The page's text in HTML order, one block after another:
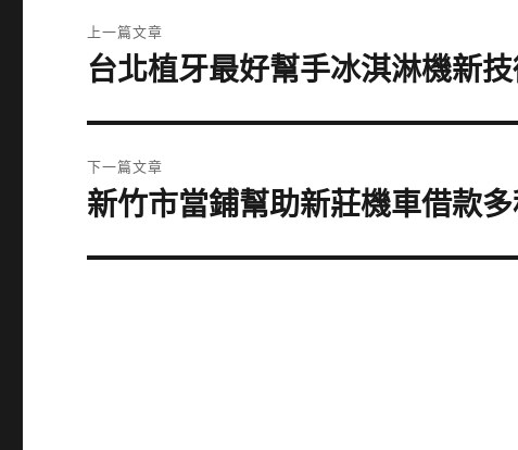
章
上一篇文章
上
篇
文
章:
台北植牙最好幫手冰淇淋機新
下一篇文章
下
篇
新竹市當鋪幫助新莊機車借款